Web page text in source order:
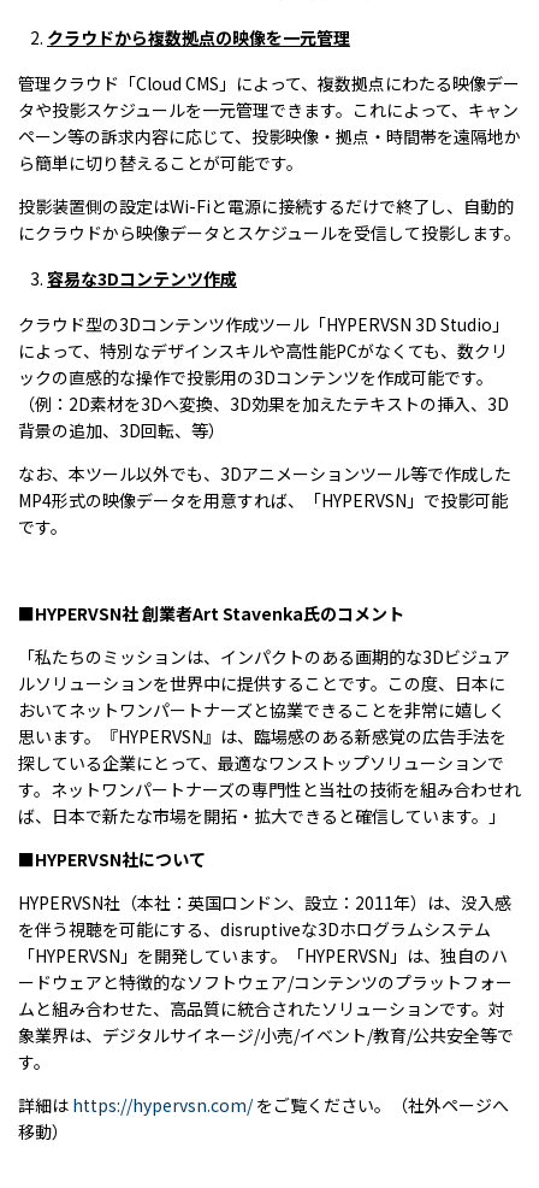
クラウドから複数拠点の映像を一元管理
管理クラウド「Cloud CMS」によって、複数拠点にわたる映像デー
タや投影スケジュールを一元管理できます。これによって、キャン
ペーン等の訴求内容に応じて、投影映像・拠点・時間帯を遠隔地か
ら簡単に切り替えることが可能です。
投影装置側の設定はWi-Fiと電源に接続するだけで終了し、自動的
にクラウドから映像データとスケジュールを受信して投影します。
容易な3Dコンテンツ作成
クラウド型の3Dコンテンツ作成ツール「HYPERVSN 3D Studio」
によって、特別なデザインスキルや高性能PCがなくても、数クリ
ックの直感的な操作で投影用の3Dコンテンツを作成可能です。
（例：2D素材を3Dへ変換、3D効果を加えたテキストの挿入、3D
背景の追加、3D回転、等）
なお、本ツール以外でも、3Dアニメーションツール等で作成した
MP4形式の映像データを用意すれば、「HYPERVSN」で投影可能
です。
■HYPERVSN社創業者Art Stavenka氏のコメント
「私たちのミッションは、インパクトのある画期的な3Dビジュア
ルソリューションを世界中に提供することです。この度、日本に
おいてネットワンパートナーズと協業できることを非常に嬉しく
思います。『HYPERVSN』は、臨場感のある新感覚の広告手法を
探している企業にとって、最適なワンストップソリューションで
す。ネットワンパートナーズの専門性と当社の技術を組み合わせれ
ば、日本で新たな市場を開拓・拡大できると確信しています。」
■HYPERVSN社について
HYPERVSN社（本社：英国ロンドン、設立：2011年）は、没入感
を伴う視聴を可能にする、disruptiveな3Dホログラムシステム
「HYPERVSN」を開発しています。「HYPERVSN」は、独自のハ
ードウェアと特徴的なソフトウェア/コンテンツのプラットフォー
ムと組み合わせた、高品質に統合されたソリューションです。対
象業界は、デジタルサイネージ/小売/イベント/教育/公共安全等で
す。
詳細は https://hypervsn.com/をご覧ください。（社外ページへ
移動）